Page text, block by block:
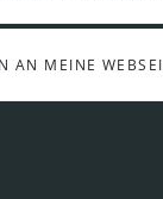
AN MEINE